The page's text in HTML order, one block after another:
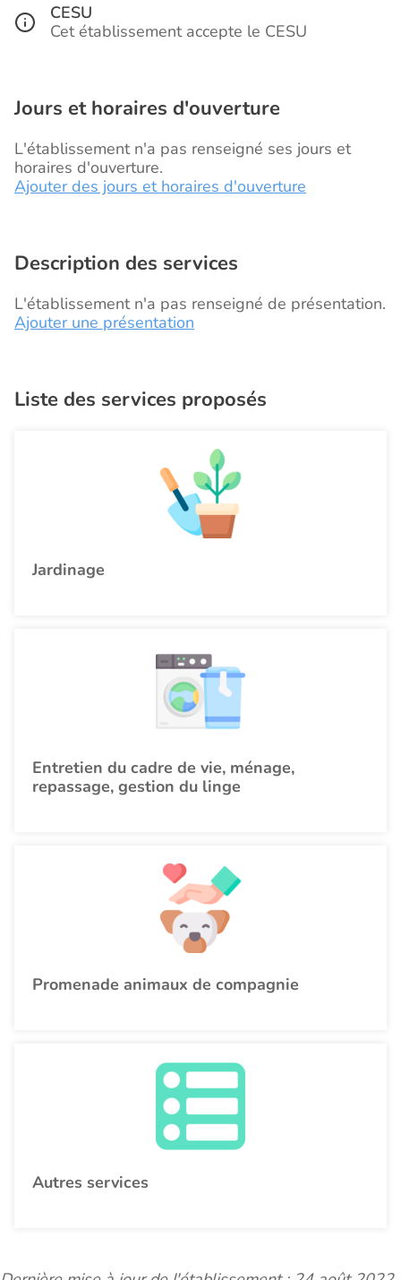
CESU
Cet établissement accepte le CESU
Jours et horaires d'ouverture
L'établissement n'a pas renseigné ses jours et
horaires d'ouverture.
Ajouter des jours et horaires d'ouverture
Description des services
L'établissement n'a pas renseigné de présentation.
Ajouter une présentation
Liste des services proposés
Jardinage
Entretien du cadre de vie, ménage,
repassage, gestion du linge
Promenade animaux de compagnie
Autres services